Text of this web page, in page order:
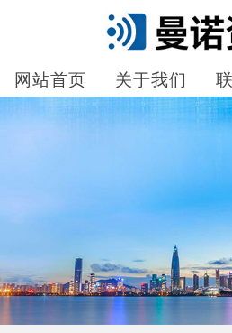
网站首页 关于我们